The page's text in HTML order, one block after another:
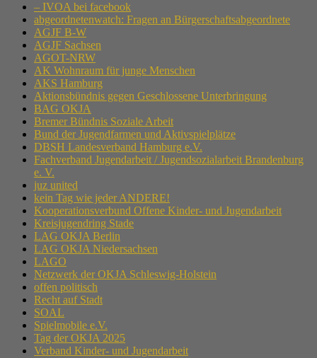
– IVOA bei facebook
abgeordnetenwatch: Fragen an Bürgerschaftsabgeordnete
AGJF B-W
AGJF Sachsen
AGOT-NRW
AK Wohnraum für junge Menschen
AKS Hamburg
Aktionsbündnis gegen Geschlossene Unterbringung
BAG OKJA
Bremer Bündnis Soziale Arbeit
Bund der Jugendfarmen und Aktivspielplätze
DBSH Landesverband Hamburg e.V.
Fachverband Jugendarbeit / Jugendsozialarbeit Brandenburg
e. V.
juz united
kein Tag wie jeder ANDERE!
Kooperationsverbund Offene Kinder- und Jugendarbeit
Kreisjugendring Stade
LAG OKJA Berlin
LAG OKJA Niedersachsen
LAGO
Netzwerk der OKJA Schleswig-Holstein
offen politisch
Recht auf Stadt
SOAL
Spielmobile e.V.
Tag der OKJA 2025
Verband Kinder- und Jugendarbeit